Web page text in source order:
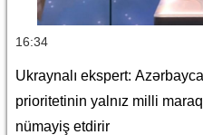
16:34
Ukraynalı ekspert:
prioritetinin yalnız milli
nümayiş etdirir